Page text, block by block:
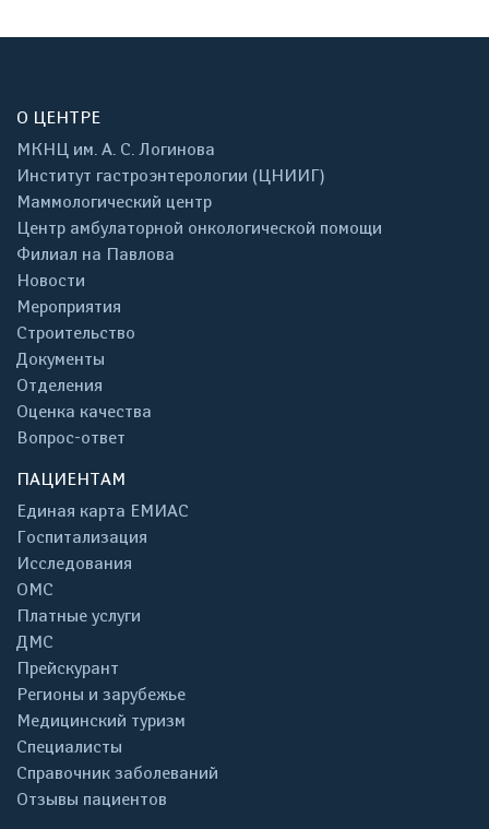
О ЦЕНТРЕ
МКНЦ им. А. С. Логинова
Институт гастроэнтерологии (ЦНИИГ)
Маммологический центр
Центр амбулаторной онкологической помощи
Филиал на Павлова
Новости
Мероприятия
Строительство
Документы
Отделения
Оценка качества
Вопрос-ответ
ПАЦИЕНТАМ
Единая карта ЕМИАС
Госпитализация
Исследования
ОМС
Платные услуги
ДМС
Прейскурант
Регионы и зарубежье
Медицинский туризм
Специалисты
Справочник заболеваний
Отзывы пациентов